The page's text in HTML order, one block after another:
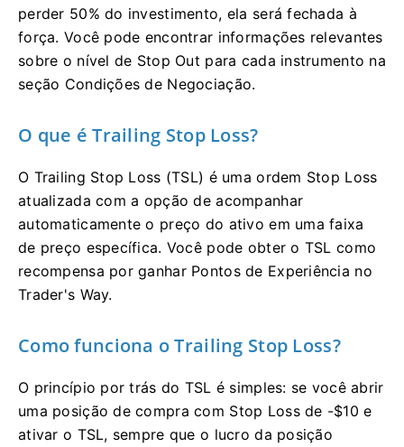
perder 50% do investimento, ela será fechada à
força. Você pode encontrar informações relevantes
sobre o nível de Stop Out para cada instrumento na
seção Condições de Negociação.
O que é Trailing Stop Loss?
O Trailing Stop Loss (TSL) é uma ordem Stop Loss
atualizada com a opção de acompanhar
automaticamente o preço do ativo em uma faixa
de preço específica. Você pode obter o TSL como
recompensa por ganhar Pontos de Experiência no
Trader's Way.
Como funciona o Trailing Stop Loss?
O princípio por trás do TSL é simples: se você abrir
uma posição de compra com Stop Loss de -$10 e
ativar o TSL, sempre que o lucro da posição